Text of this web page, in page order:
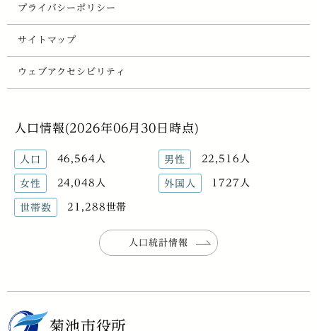
プライバシーポリシー
サイトマップ
ウェブアクセシビリティ
人口情報(2026年06月30日時点)
人口 46,564人 男性 22,516人
女性 24,048人 外国人 1727人
世帯数 21,288世帯
人口統計情報
菊池市役所